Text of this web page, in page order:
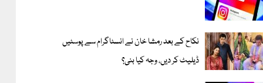
نکاح کے بعد رمشا خان نے انسٹاگرام سے پوسٹیں
ڈیلیٹ کر دیں، وجہ کیا بنی؟